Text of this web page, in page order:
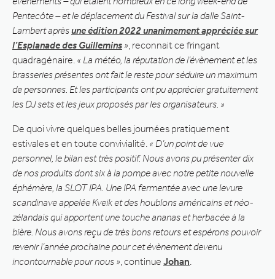
Pentecôte – et le déplacement du Festival sur la dalle Saint-
Lambert aprèsune édition 2022 unanimement appréciée sur
l’Esplanade des Guillemins » , reconnait ce fringant
quadragénaire. « La météo, la réputation de l’évènement et les
brasseries présentes ont fait le reste pour séduire un maximum
de personnes. Et les participants ont pu apprécier gratuitement
les DJ sets et les jeux proposés par les organisateurs. »
De quoi vivre quelques belles journées pratiquement
estivales et en toute convivialité. « D’un point de vue
personnel, le bilan est très positif. Nous avons pu présenter dix
de nos produits dont six à la pompe avec notre petite nouvelle
éphémère, la SLOT IPA. Une IPA fermentée avec une levure
scandinave appelée Kveik et des houblons américains et néo-
zélandais qui apportent une touche ananas et herbacée à la
bière. Nous avons reçu de très bons retours et espérons pouvoir
revenir l’année prochaine pour cet évènement devenu
incontournable pour nous » , continue Johan